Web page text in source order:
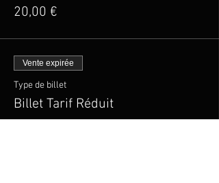
20,00 €
Vente expirée
Type de billet
Billet Tarif Réduit